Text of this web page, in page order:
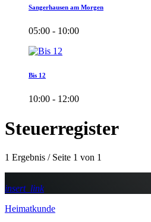
Sangerhausen am Morgen
05:00 - 10:00
Bis 12
10:00 - 12:00
Steuerregister
1 Ergebnis / Seite 1 von 1
insert_link
Heimatkunde